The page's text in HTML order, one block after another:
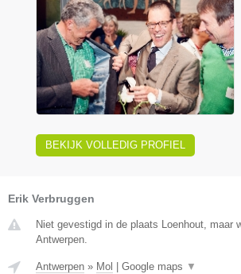
BEKIJK VOLLEDIG PROFIEL
Erik Verbruggen
Niet gevestigd in de plaats Loenhout, maar
Antwerpen.
Antwerpen » Mol Google maps ▼